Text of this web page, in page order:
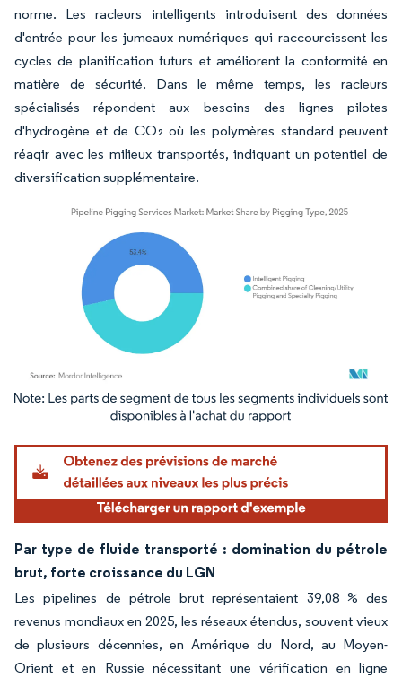
norme. Les racleurs intelligents introduisent des données
d'entrée pour les jumeaux numériques qui raccourcissent les
cycles de planification futurs et améliorent la conformité en
matière de sécurité. Dans le même temps, les racleurs
spécialisés répondent aux besoins des lignes pilotes
d'hydrogène et de CO₂ où les polymères standard peuvent
réagir avec les milieux transportés, indiquant un potentiel de
diversification supplémentaire.
Image © Mordor Intelligence. La réutilisation nécessite une attribution sous CC BY
Par type de fluide transporté : domination du pétrole
brut, forte croissance du LGN
Les pipelines de pétrole brut représentaient 39,08 % des
revenus mondiaux en 2025, les réseaux étendus, souvent vieux
de plusieurs décennies, en Amérique du Nord, au Moyen-
Orient et en Russie nécessitant une vérification en ligne